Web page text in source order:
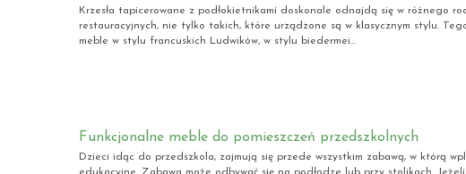
Krzesła tapicerowane z podłokietnikami doskonale odnajdą się w różnego
restauracyjnych, nie tylko takich, które urządzone są w klasycznym stylu.
meble w stylu francuskich Ludwików, w stylu biedermei...
Funkcjonalne meble do pomieszczeń przedszkolnych
Dzieci idąc do przedszkola, zajmują się przede wszystkim zabawą, w którą